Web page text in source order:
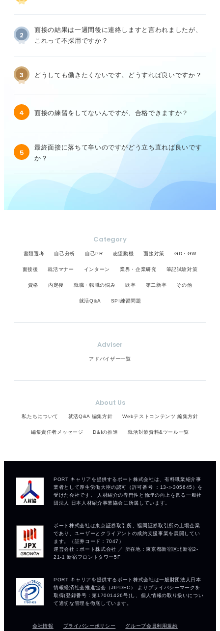
2
面接の結果は一週間後に連絡しますと言われましたが、
これって不採用ですか？
3 どうしても働きたくないです。どうすれば良いですか？
4 面接の練習をしてないんですが、合格できますか？
5
最終面接に落ちて辛いのですがどう立ち直れば良いです
か？
Category
書類選考 自己分析 自己PR 志望動機 面接対策 GD・GW
面接後 就活マナー インターン 業界・企業研究 筆記試験対策
資格 内定後 就職・転職の悩み 既卒 第二新卒 その他
就活Q&A SPI練習問題
Adviser
アドバイザー一覧
About Us
私たちについて 就活Q&A 編集方針 Webテストコンテンツ 編集方針
編集責任者メッセージ D&Iの推進 就活対策資料&ツール一覧
会社情報 プライバシーポリシー グループ会員利用規約